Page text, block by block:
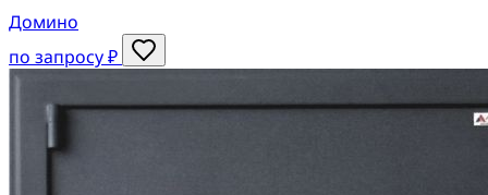
Домино
по запросу ₽